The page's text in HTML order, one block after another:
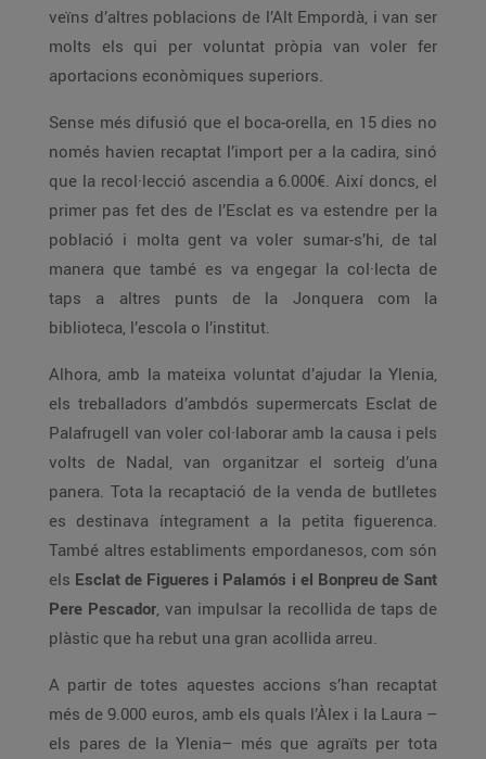
veïns d’altres poblacions de l’Alt Empordà, i van ser
molts els qui per voluntat pròpia van voler fer
aportacions econòmiques superiors.
Sense més difusió que el boca-orella, en 15 dies no
només havien recaptat l’import per a la cadira, sinó
que la recol·lecció ascendia a 6.000€. Així doncs, el
primer pas fet des de l’Esclat es va estendre per la
població i molta gent va voler sumar-s’hi, de tal
manera que també es va engegar la col·lecta de
taps a altres punts de la Jonquera com la
biblioteca, l’escola o l’institut.
Alhora, amb la mateixa voluntat d’ajudar la Ylenia,
els treballadors d’ambdós supermercats Esclat de
Palafrugell van voler col·laborar amb la causa i pels
volts de Nadal, van organitzar el sorteig d’una
panera. Tota la recaptació de la venda de butlletes
es destinava íntegrament a la petita figuerenca.
També altres establiments empordanesos, com són
els Esclat de Figueres i Palamós i el Bonpreu de Sant
Pere Pescador , van impulsar la recollida de taps de
plàstic que ha rebut una gran acollida arreu.
A partir de totes aquestes accions s’han recaptat
més de 9.000 euros, amb els quals l’Àlex i la Laura –
els pares de la Ylenia– més que agraïts per tota